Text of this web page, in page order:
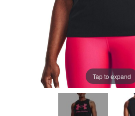
Tap to expand